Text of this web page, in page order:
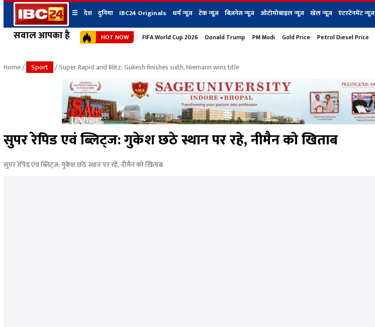
सवाल आपका है
☰ देश दुनिया IBC24 Originals धर्म न्यूज़ टेक न्यूज़ बिज़नेस न्यूज़ ऑटोमोबाइल न्यूज़ खेल न्यूज़ एंटरटेनमेंट न्यूज़
छत्तीसगढ़ न्यूज
उत्तर प्रदेश न्यूज
बिहार न्यूज
उत्तराखंड न्यूज
महाराष्ट्र न्यूज
हिमाचल प्रदेश न्यूज
शहर
भोपाल
जबलपुर
ग्वालियर
रायपुर
बिलासपुर
दुनिया IBC24 Originals
HOT NOW FIFA World Cup 2026 Donald Trump PM Modi Gold Price Petrol Diesel Price
Home/ Sport / Super Rapid and Blitz: Gukesh finishes sixth, Niemann wins title
सुपर रेपिड एवं ब्लिट्ज: गुकेश छठे स्थान पर रहे, नीमैन को खिताब
सुपर रेपिड एवं ब्लिट्ज: गुकेश छठे स्थान पर रहे, नीमैन को खिताब